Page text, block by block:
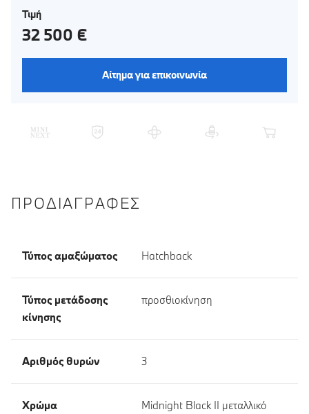
Τιμή
32 500 €
Αίτημα για επικοινωνία
ΠΡΟΔΙΑΓΡΑΦΈΣ
Τύπος αμαξώματος Hatchback
Τύπος μετάδοσης
κίνησης
προσθιοκίνηση
Αριθμός θυρών 3
Χρώμα
Midnight Black II μεταλλικό